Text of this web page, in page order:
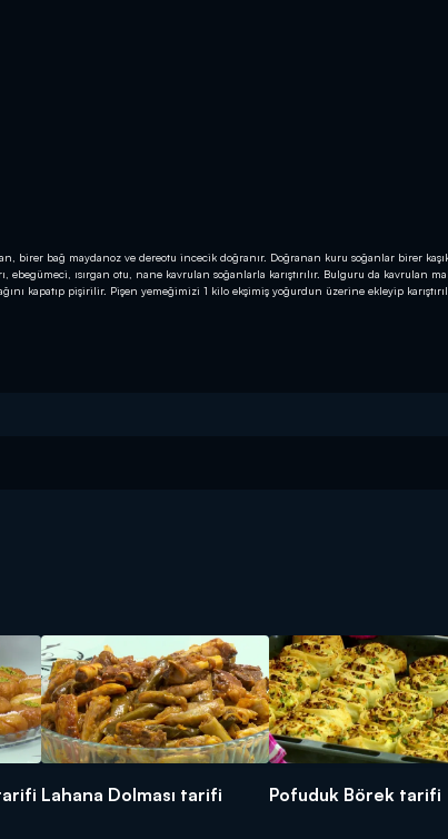
birer bağ maydanoz ve dereotu incecik doğranır. Doğranan kuru soğanlar birer
ebegümeci, ısırgan otu, nane kavrulan soğanlarla karıştırılır. Bulguru da kavrulan
kapatıp pişirilir. Pişen yemeğimizi 1 kilo ekşimiş yoğurdun üzerine ekleyip
Lahana Dolması tarifi Pofuduk Börek tarifi